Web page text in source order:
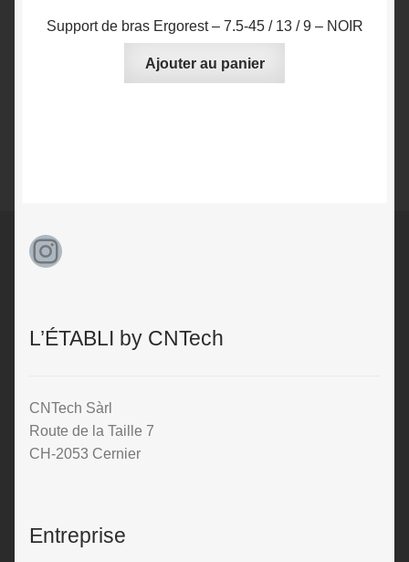
Support de bras Ergorest – 7.5-45 / 13 / 9 – NOIR
Ajouter au panier
Instagram
L’ÉTABLI by CNTech
CNTech Sàrl
Route de la Taille 7
CH-2053 Cernier
Entreprise